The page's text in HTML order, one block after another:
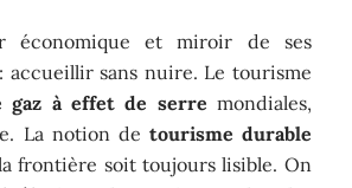
économique et miroir de ses
sans nuire. Le tourisme
gaz à effet de serre mondiales,
La notion de tourisme durable
frontière soit toujours lisible. On